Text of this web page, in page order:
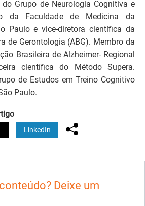
do Grupo de Neurologia Cognitiva e
da Faculdade de Medicina da
Paulo e vice-diretora científica da
de Gerontologia (ABG). Membro da
Brasileira de Alzheimer- Regional
científica do Método Supera.
de Estudos em Treino Cognitivo
Paulo.
LinkedIn
Deixe um